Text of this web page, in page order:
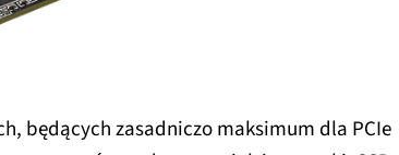
będących zasadniczo maksimum dla PCIe